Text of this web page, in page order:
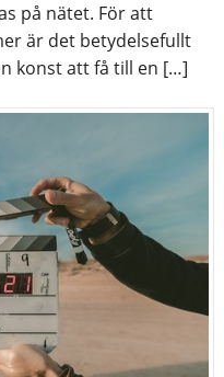
på nätet. För att
är det betydelsefullt
konst att få till en […]